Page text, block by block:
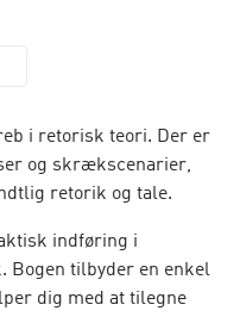
i retorisk teori. Der er
og skrækscenarier,
retorik og tale.
indføring i
Bogen tilbyder en enkel
dig med at tilegne